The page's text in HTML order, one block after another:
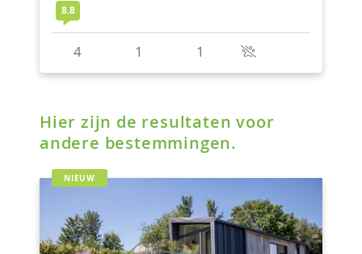
Hier zijn de resultaten voor
andere bestemmingen.